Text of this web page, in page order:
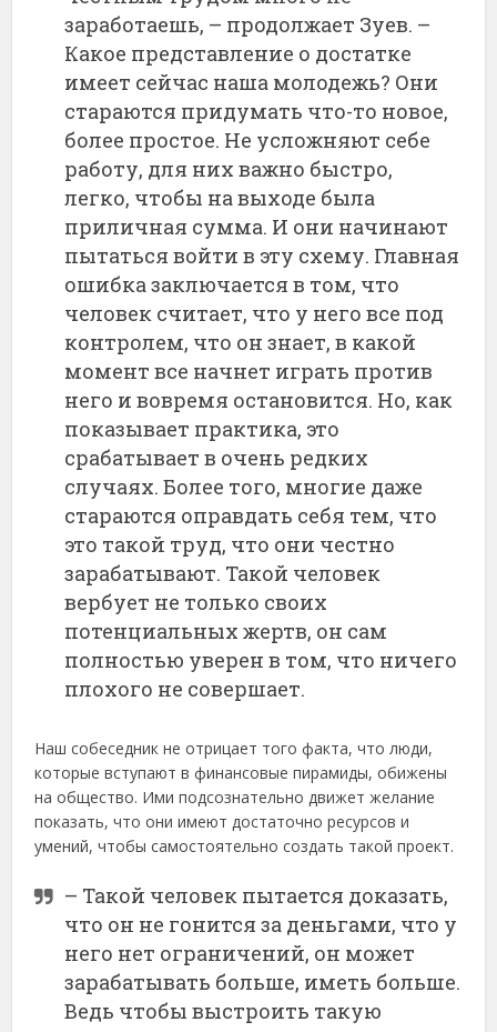
заработаешь, – продолжает Зуев. –
Какое представление о достатке
имеет сейчас наша молодежь? Они
стараются придумать что-то новое,
более простое. Не усложняют себе
работу, для них важно быстро,
легко, чтобы на выходе была
приличная сумма. И они начинают
пытаться войти в эту схему. Главная
ошибка заключается в том, что
человек считает, что у него все под
контролем, что он знает, в какой
момент все начнет играть против
него и вовремя остановится. Но, как
показывает практика, это
срабатывает в очень редких
случаях. Более того, многие даже
стараются оправдать себя тем, что
это такой труд, что они честно
зарабатывают. Такой человек
вербует не только своих
потенциальных жертв, он сам
полностью уверен в том, что ничего
плохого не совершает.
Наш собеседник не отрицает того факта, что люди,
которые вступают в финансовые пирамиды, обижены
на общество. Ими подсознательно движет желание
показать, что они имеют достаточно ресурсов и
умений, чтобы самостоятельно создать такой проект.
– Такой человек пытается доказать,
что он не гонится за деньгами, что у
него нет ограничений, он может
зарабатывать больше, иметь больше.
Ведь чтобы выстроить такую